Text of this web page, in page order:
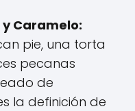
Caramelo:
pie, una torta
pecanas
de
la definición de